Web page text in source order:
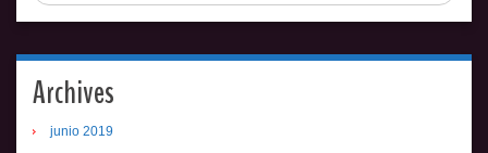
Archives
junio 2019